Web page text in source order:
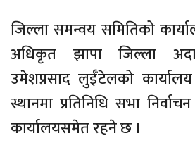
जिल्ला समन्वय समितिको
अधिकृत झापा जिल्ला
उमेशप्रसाद लुईँटेलको
स्थानमा प्रतिनिधि सभा
कार्यालयसमेत रहने छ ।